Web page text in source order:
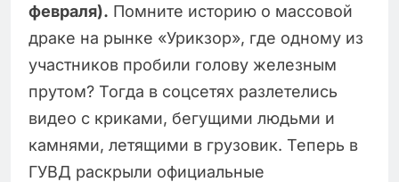
февраля). Помните историю о массовой
драке на рынке «Урикзор», где одному из
участников пробили голову железным
прутом? Тогда в соцсетях разлетелись
видео с криками, бегущими людьми и
камнями, летящими в грузовик. Теперь в
ГУВД раскрыли официальные